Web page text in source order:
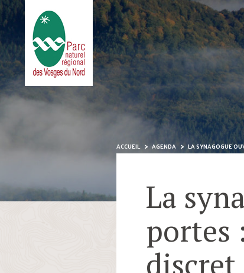
ACCUEIL AGENDA LA SYNAGOGUE
La
portes
discret